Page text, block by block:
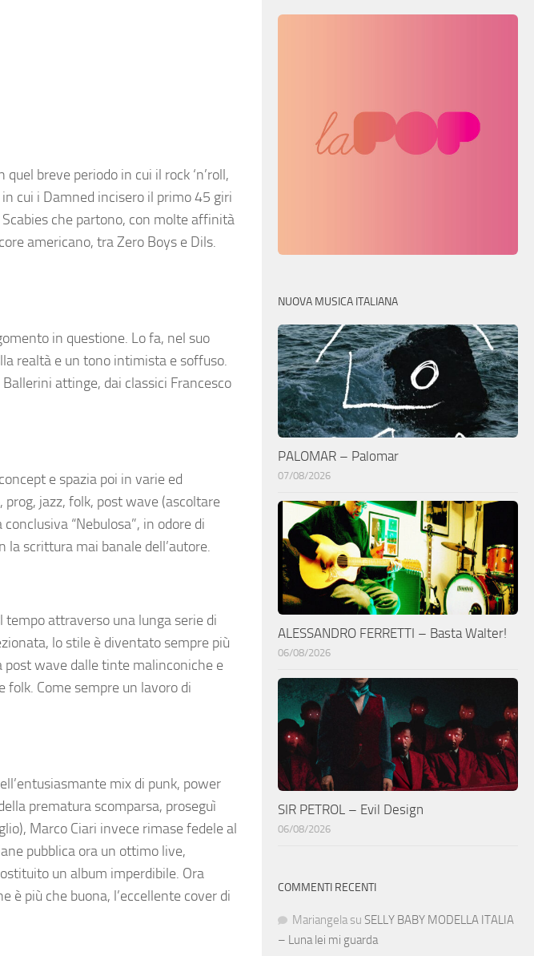
breve periodo in cui il rock ‘n’roll,
cui i Damned incisero il primo 45 giri
che partono, con molte affinità
americano, tra Zero Boys e Dils.
in questione. Lo fa, nel suo
realtà e un tono intimista e soffuso.
attinge, dai classici Francesco
e spazia poi in varie ed
jazz, folk, post wave (ascoltare
“Nebulosa”, in odore di
la scrittura mai banale dell’autore.
attraverso una lunga serie di
lo stile è diventato sempre più
post wave dalle tinte malinconiche e
Come sempre un lavoro di
mix di punk, power
prematura scomparsa, proseguì
Marco Ciari invece rimase fedele al
pubblica ora un ottimo live,
un album imperdibile. Ora
è più che buona, l’eccellente cover di
NUOVA MUSICA ITALIANA
PALOMAR – Palomar
07/08/2026
ALESSANDRO FERRETTI – Basta Walter!
06/08/2026
SIR PETROL – Evil Design
06/08/2026
COMMENTI RECENTI
Mariangela su SELLY BABY MODELLA ITALIA
– Luna lei mi guarda